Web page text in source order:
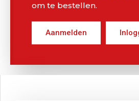
om te bestellen.
Aanmelden